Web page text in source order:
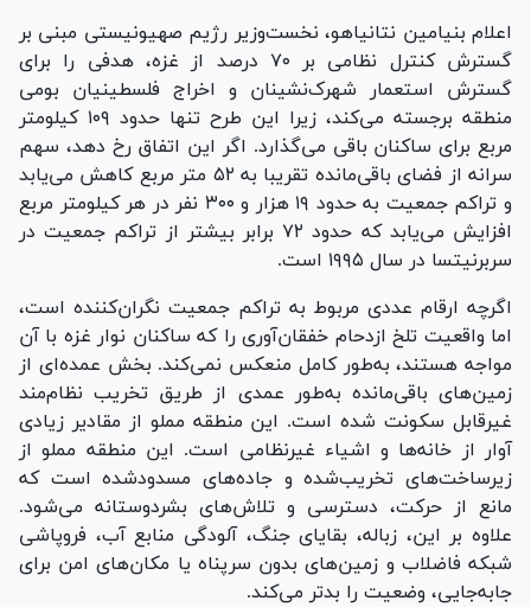
اعلام بنیامین نتانیاهو، نخست‌وزیر رژیم صهیونیستی مبنی بر
گسترش کنترل نظامی بر ۷۰ درصد از غزه، هدفی را برای
گسترش استعمار شهرک‌نشینان و اخراج فلسطینیان بومی
منطقه برجسته می‌کند، زیرا این طرح تنها حدود ۱۰۹ کیلومتر
مربع برای ساکنان باقی می‌گذارد. اگر این اتفاق رخ دهد، سهم
سرانه از فضای باقی‌مانده تقریبا به ۵۲ متر مربع کاهش می‌یابد
و تراکم جمعیت به حدود ۱۹ هزار و ۳۰۰ نفر در هر کیلومتر مربع
افزایش می‌یابد که حدود ۷۲ برابر بیشتر از تراکم جمعیت در
سربرنیتسا در سال ۱۹۹۵ است.
اگرچه ارقام عددی مربوط به تراکم جمعیت نگران‌کننده است،
اما واقعیت تلخ ازدحام خفقان‌آوری را که ساکنان نوار غزه با آن
مواجه هستند، به‌طور کامل منعکس نمی‌کند. بخش عمده‌ای از
زمین‌های باقی‌مانده به‌طور عمدی از طریق تخریب نظام‌مند
غیرقابل سکونت شده است. این منطقه مملو از مقادیر زیادی
آوار از خانه‌ها و اشیاء غیرنظامی است. این منطقه مملو از
زیرساخت‌های تخریب‌شده و جاده‌های مسدودشده است که
مانع از حرکت، دسترسی و تلاش‌های بشردوستانه می‌شود.
علاوه بر این، زباله، بقایای جنگ، آلودگی منابع آب، فروپاشی
شبکه فاضلاب و زمین‌های بدون سرپناه یا مکان‌های امن برای
جابه‌جایی، وضعیت را بدتر می‌کند.